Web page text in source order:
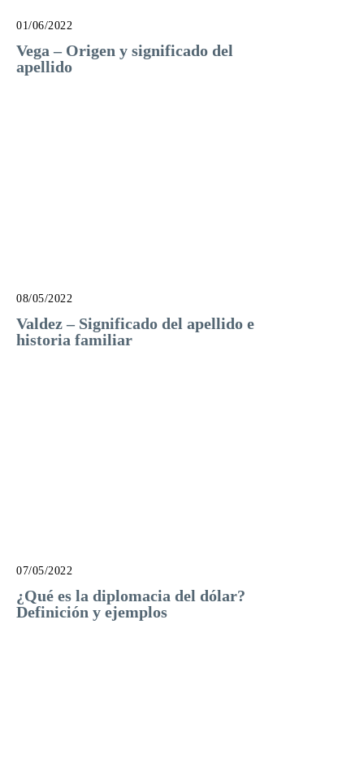
01/06/2022
Vega – Origen y significado del
apellido
08/05/2022
Valdez – Significado del apellido e
historia familiar
07/05/2022
¿Qué es la diplomacia del dólar?
Definición y ejemplos